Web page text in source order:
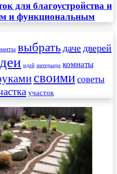
для благоустройства и
и функциональным
выбрать даче дверей
идей интерьере комнаты
своимисоветы
участок